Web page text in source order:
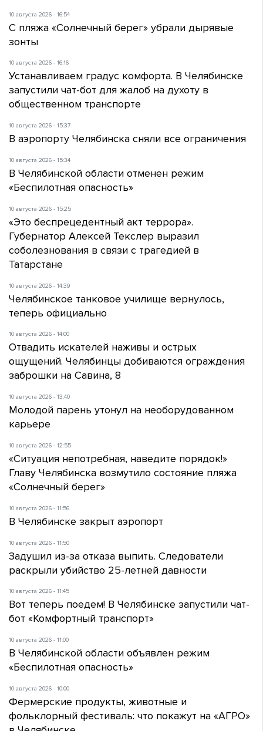
10 августа 2026 - 16:54
С пляжа «Солнечный берег» убрали дырявые
зонты
10 августа 2026 - 16:16
Устанавливаем градус комфорта. В Челябинске
запустили чат-бот для жалоб на духоту в
общественном транспорте
10 августа 2026 - 15:37
В аэропорту Челябинска сняли все ограничения
10 августа 2026 - 15:34
В Челябинской области отменен режим
«Беспилотная опасность»
10 августа 2026 - 15:25
«Это беспрецедентный акт террора».
Губернатор Алексей Текслер выразил
соболезнования в связи с трагедией в
Татарстане
10 августа 2026 - 14:39
Челябинское танковое училище вернулось,
теперь официально
10 августа 2026 - 14:00
Отвадить искателей наживы и острых
ощущений. Челябинцы добиваются ограждения
заброшки на Савина, 8
10 августа 2026 - 13:40
Молодой парень утонул на необорудованном
карьере
10 августа 2026 - 12:55
«Ситуация непотребная, наведите порядок!»
Главу Челябинска возмутило состояние пляжа
«Солнечный берег»
10 августа 2026 - 11:56
В Челябинске закрыт аэропорт
10 августа 2026 - 11:50
Задушил из-за отказа выпить. Следователи
раскрыли убийство 25-летней давности
10 августа 2026 - 11:45
Вот теперь поедем! В Челябинске запустили чат-
бот «Комфортный транспорт»
10 августа 2026 - 11:00
В Челябинской области объявлен режим
«Беспилотная опасность»
10 августа 2026 - 10:00
Фермерские продукты, животные и
фольклорный фестиваль: что покажут на «АГРО»